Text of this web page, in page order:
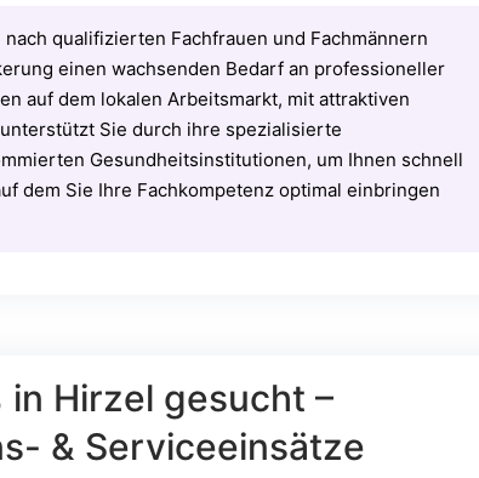
qualifizierten Fachfrauen und Fachmännern
einen wachsenden Bedarf an professioneller
auf dem lokalen Arbeitsmarkt, mit attraktiven
Sie durch ihre spezialisierte
Gesundheitsinstitutionen, um Ihnen schnell
dem Sie Ihre Fachkompetenz optimal einbringen
in Hirzel gesucht –
& Serviceeinsätze